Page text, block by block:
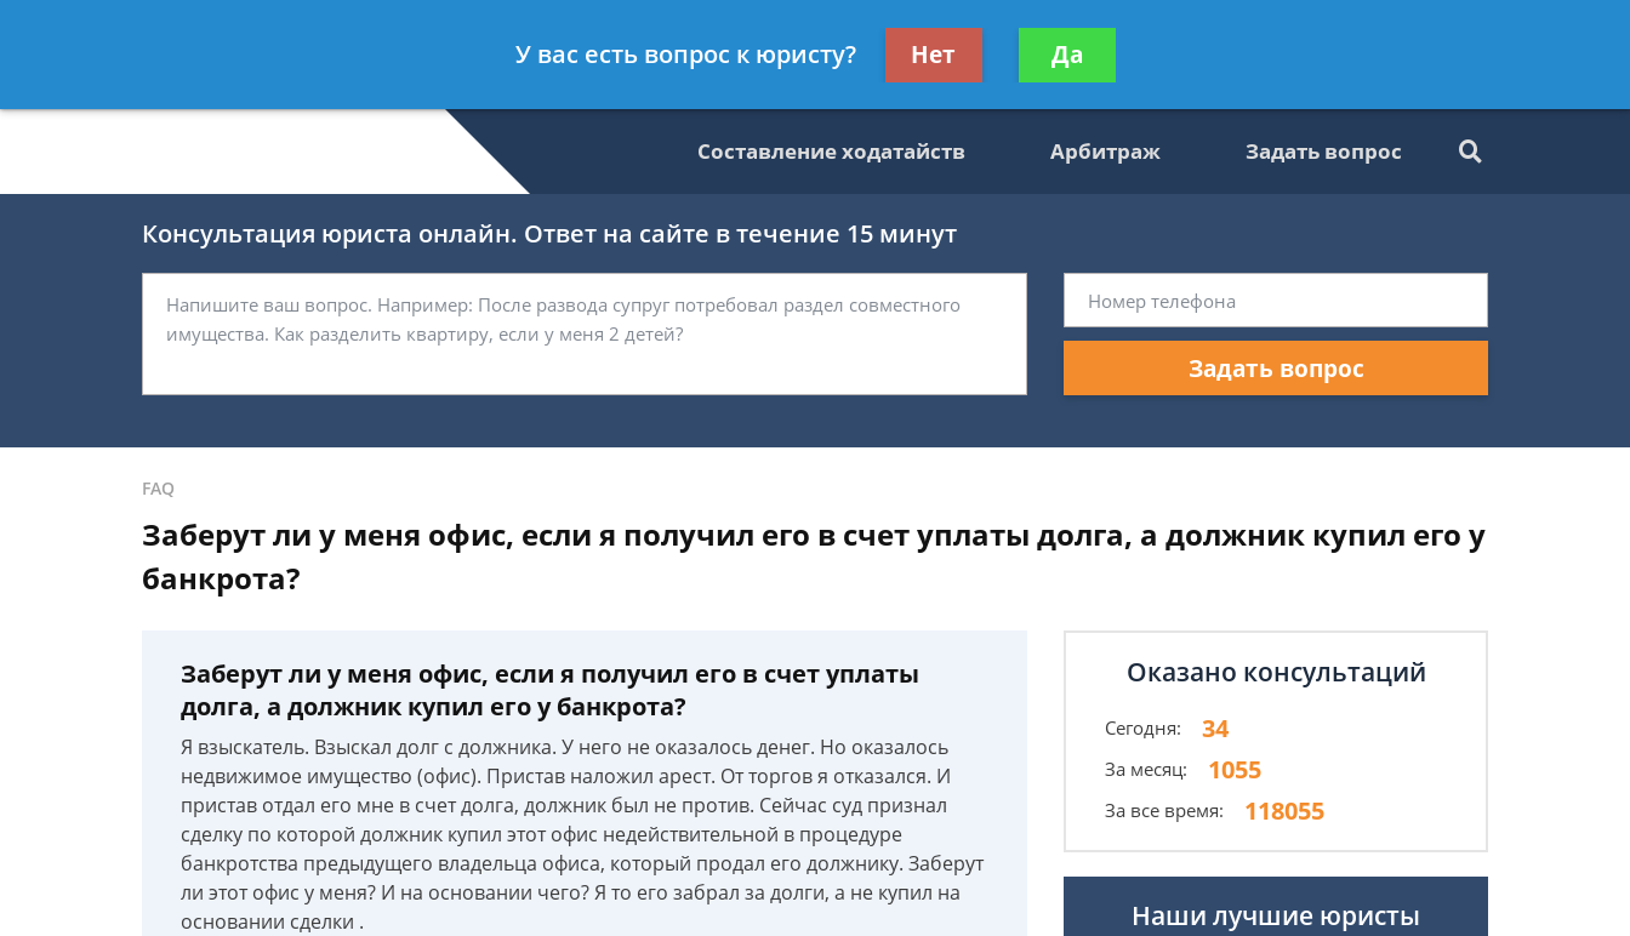
- Юрист по гражданскому праву
Получите консультацию
бесплатно
Составление ходатайств Арбитраж Задать вопрос
Консультация юриста онлайн. Ответ на сайте в течение 15 минут
Задать вопрос
FAQ
Заберут ли у меня офис, если я получил его в счет уплаты долга, а должник купил его у
банкрота?
Заберут ли у меня офис, если я получил его в счет уплаты
долга, а должник купил его у банкрота?
Я взыскатель. Взыскал долг с должника. У него не оказалось денег. Но оказалось
недвижимое имущество (офис). Пристав наложил арест. От торгов я отказался. И
пристав отдал его мне в счет долга, должник был не против. Сейчас суд признал
сделку по которой должник купил этот офис недействительной в процедуре
банкротства предыдущего владельца офиса, который продал его должнику. Заберут
ли этот офис у меня? И на основании чего? Я то его забрал за долги, а не купил на
основании сделки .
Оказано консультаций
Сегодня: 34
За месяц: 1055
За все время: 118055
Наши лучшие юристы
У вас есть вопрос к юристу? Нет Да